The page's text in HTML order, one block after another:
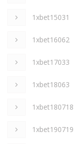
1xbet15031
1xbet16062
1xbet17033
1xbet18063
1xbet180718
1xbet190719